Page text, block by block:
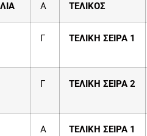
Α ΤΕΛΙΚΟΣ
Γ ΤΕΛΙΚΗ ΣΕΙΡΑ 1
Γ ΤΕΛΙΚΗ ΣΕΙΡΑ 2
Α ΤΕΛΙΚΗ ΣΕΙΡΑ 1